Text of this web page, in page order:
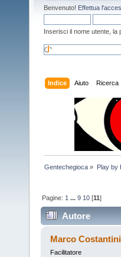
Benvenuto! Effettua
Inserisci il nome utente, la
Indice Aiuto Ricerca
Gentechegioca » Play by
Pagine: 1 ...9 10 [11]
Autore
Marco Costantini
Facilitatore